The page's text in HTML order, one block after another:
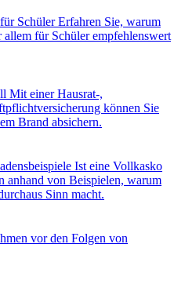
SchülerErfahren Sie, warum
für Schüler empfehlenswert
Mit einer Hausrat-,
können Sie
Brand absichern.
Ist eine Vollkasko
anhand von Beispielen, warum
Sinn macht.
vor den Folgen von